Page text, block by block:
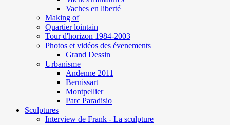
Vaches en liberté
Making of
Quartier lointain
Tour d'horizon 1984-2003
Photos et vidéos des évenements
Grand Dessin
Urbanisme
Andenne 2011
Bernissart
Montpellier
Parc Paradisio
Sculptures
Interview de Frank - La sculpture